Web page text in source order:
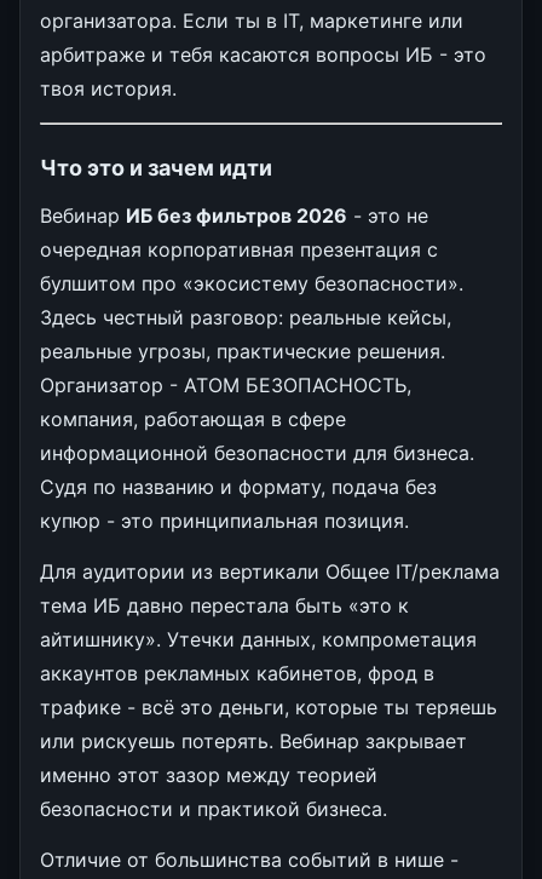
организатора. Если ты в IT, маркетинге или
арбитраже и тебя касаются вопросы ИБ - это
твоя история.
Что это и зачем идти
Вебинар ИБ без фильтров 2026 - это не
очередная корпоративная презентация с
булшитом про «экосистему безопасности».
Здесь честный разговор: реальные кейсы,
реальные угрозы, практические решения.
Организатор - АТОМ БЕЗОПАСНОСТЬ,
компания, работающая в сфере
информационной безопасности для бизнеса.
Судя по названию и формату, подача без
купюр - это принципиальная позиция.
Для аудитории из вертикали Общее IT/реклама
тема ИБ давно перестала быть «это к
айтишнику». Утечки данных, компрометация
аккаунтов рекламных кабинетов, фрод в
трафике - всё это деньги, которые ты теряешь
или рискуешь потерять. Вебинар закрывает
именно этот зазор между теорией
безопасности и практикой бизнеса.
Отличие от большинства событий в нише -